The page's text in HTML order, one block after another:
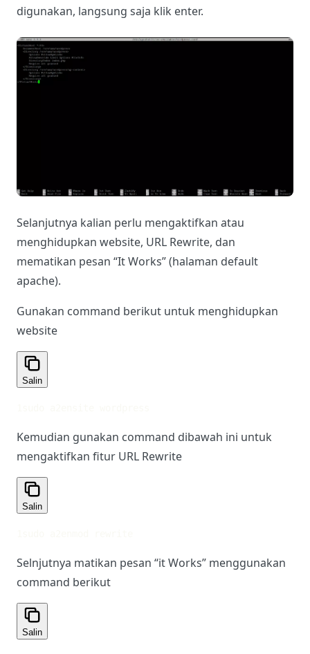
digunakan, langsung saja klik enter.
Selanjutnya kalian perlu mengaktifkan atau
menghidupkan website, URL Rewrite, dan
mematikan pesan “It Works” (halaman default
apache).
Gunakan command berikut untuk menghidupkan
website
Salin
Kemudian gunakan command dibawah ini untuk
mengaktifkan fitur URL Rewrite
Salin
Selnjutnya matikan pesan “it Works” menggunakan
command berikut
Salin